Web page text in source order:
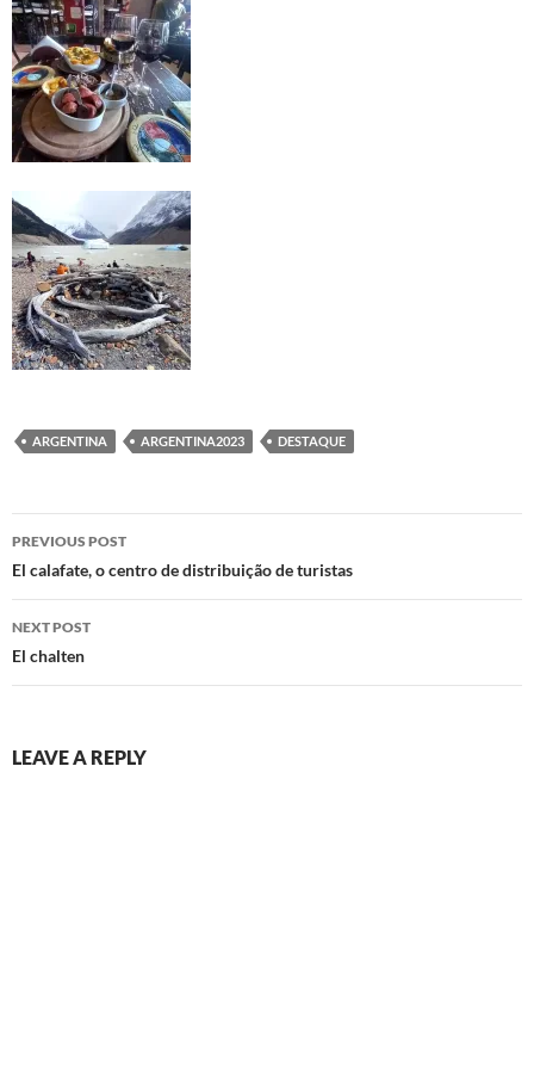
ARGENTINA ARGENTINA2023 DESTAQUE
Post
navigation
PREVIOUS POST
El calafate, o centro de distribuição de turistas
NEXT POST
El chalten
LEAVE A REPLY